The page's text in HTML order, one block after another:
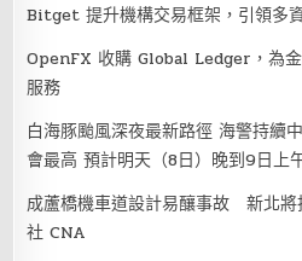
Bitget 提升機構交易框架，引領多
OpenFX 收購 Global Ledger，為
服務
白海豚颱風深夜最新路徑 海警持續
會最高 預計明天（8日）晚到9日上
成蘆橋機車道設計易釀事故 新北
社 CNA